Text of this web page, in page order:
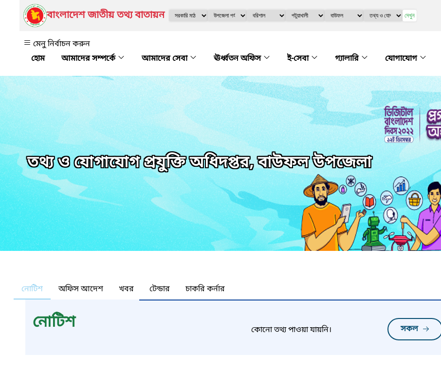
বাংলাদেশ জাতীয় তথ্য বাতায়ন দেখুন
মেনু নির্বাচন করুন
আমাদের সম্পর্কে
আমাদের সেবা ঊর্ধ্বতন অফিস ই-সেবা গ্যালারি যোগাযোগ
তথ্য ও যোগাযোগ প্রযুক্তি অধিদপ্তর, বাউফল উপজেলা
নোটিশ অফিস আদেশ খবর টেন্ডার চাকরি কর্নার
নোটিশ সকল
কোনো তথ্য পাওয়া যায়নি।